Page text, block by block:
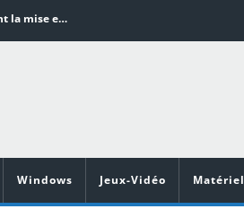
Word en PDF : les outils qui respectent la mise en page
Vidéoprojecteurs Asus : Top 6 des meilleurs modèles de la marque
Windows Jeux-Vidéo Matériel